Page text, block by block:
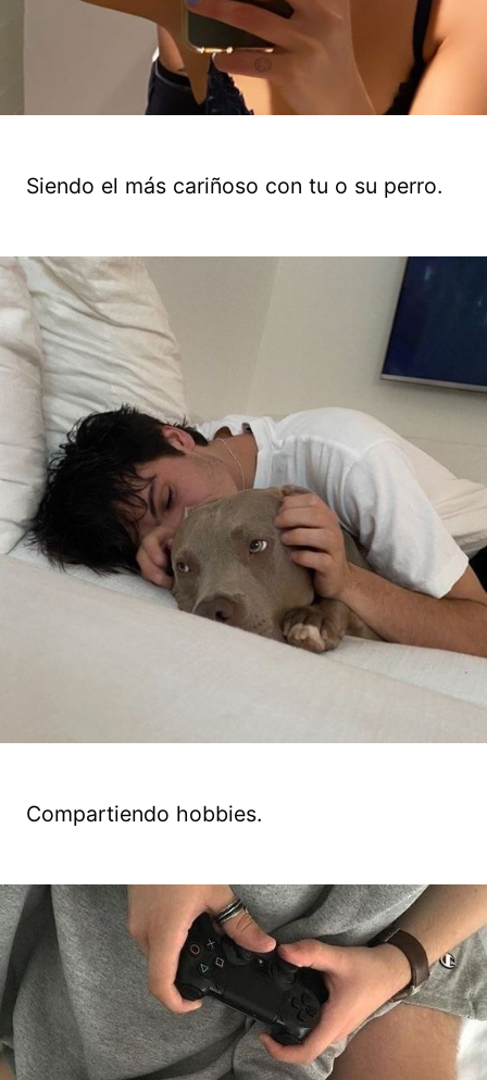
Siendo el más cariñoso con tu o su perro.
Compartiendo hobbies.